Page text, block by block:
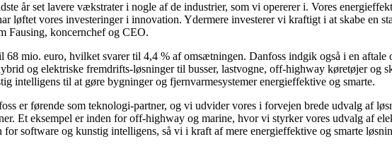
år set lavere vækstrater i nogle af de industrier, som vi opererer i. Vores
løftet vores investeringer i innovation. Ydermere investerer vi kraftigt i at skabe en
Fausing, koncernchef og CEO.
mio. euro, hvilket svarer til 4,4 % af omsætningen. Danfoss indgik også i en aftale
og elektriske fremdrifts-løsninger til busser, lastvogne, off-highway køretøjer og
intelligens til at gøre bygninger og fjernvarmesystemer energieffektive og smarte.
er førende som teknologi-partner, og vi udvider vores i forvejen brede udvalg af
Et eksempel er inden for off-highway og marine, hvor vi styrker vores udvalg af
software og kunstig intelligens, så vi i kraft af mere energieffektive og smarte